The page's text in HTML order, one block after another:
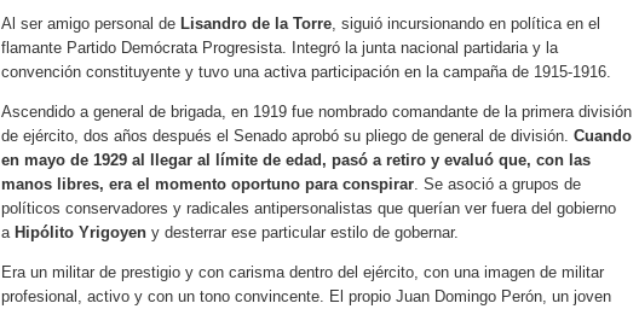
Al ser amigo personal de Lisandro de la Torre , siguió incursionando en política en el
flamante Partido Demócrata Progresista. Integró la junta nacional partidaria y la
convención constituyente y tuvo una activa participación en la campaña de 1915-1916.
Ascendido a general de brigada, en 1919 fue nombrado comandante de la primera división
de ejército, dos años después el Senado aprobó su pliego de general de división. Cuando
en mayo de 1929 al llegar al límite de edad, pasó a retiro y evaluó que, con las
manos libres, era el momento oportuno para conspirar . Se asoció a grupos de
políticos conservadores y radicales antipersonalistas que querían ver fuera del gobierno
a Hipólito Yrigoyen y desterrar ese particular estilo de gobernar.
Era un militar de prestigio y con carisma dentro del ejército, con una imagen de militar
profesional, activo y con un tono convincente. El propio Juan Domingo Perón, un joven